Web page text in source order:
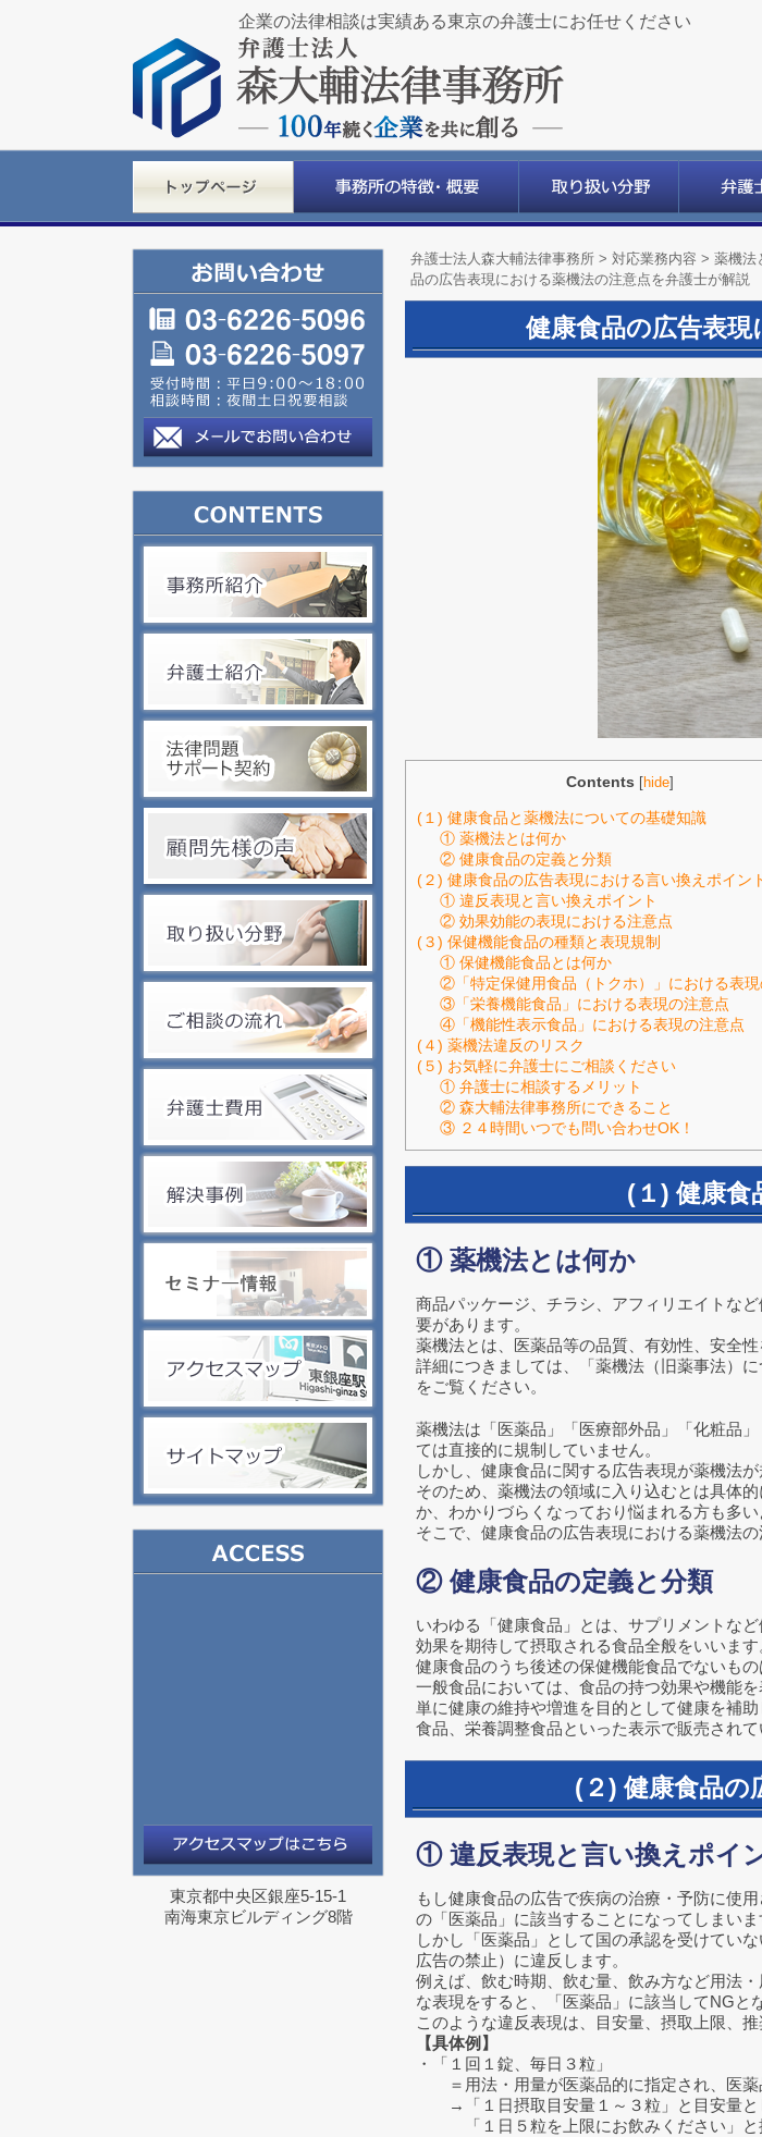
企業の法律相談は実績ある東京の弁護士にお任せください
東京都中央区銀座5-15-1
南海東京ビルディング8階
弁護士法人森大輔法律事務所 > 対応業務内容 > 薬機法
品の広告表現における薬機法の注意点を弁護士が解説
健康食品の広告表
Contents [hide]
(１) 健康食品と薬機法についての基礎知識
① 薬機法とは何か
② 健康食品の定義と分類
(２) 健康食品の広告表現における言い換えポイン
① 違反表現と言い換えポイント
② 効果効能の表現における注意点
(３) 保健機能食品の種類と表現規制
① 保健機能食品とは何か
②「特定保健用食品（トクホ）」における表現
③「栄養機能食品」における表現の注意点
④「機能性表示食品」における表現の注意点
(４) 薬機法違反のリスク
(５) お気軽に弁護士にご相談ください
① 弁護士に相談するメリット
② 森大輔法律事務所にできること
③ ２４時間いつでも問い合わせOK！
(１) 健康食
① 薬機法とは何か
商品パッケージ、チラシ、アフィリエイトな
要があります。
薬機法とは、医薬品等の品質、有効性、安全
詳細につきましては、「薬機法（旧薬事法）
をご覧ください。
薬機法は「医薬品」「医療部外品」「化粧品
ては直接的に規制していません。
しかし、健康食品に関する広告表現が薬機法
そのため、薬機法の領域に入り込むとは具体
か、わかりづらくなっており悩まれる方も多い
そこで、健康食品の広告表現における薬機法
② 健康食品の定義と分類
いわゆる「健康食品」とは、サプリメントな
効果を期待して摂取される食品全般をいいます
健康食品のうち後述の保健機能食品でないも
一般食品においては、食品の持つ効果や機能を
単に健康の維持や増進を目的として健康を補
食品、栄養調整食品といった表示で販売されて
(２) 健康食品の
① 違反表現と言い換えポイ
もし健康食品の広告で疾病の治療・予防に使
の「医薬品」に該当することになってしまいま
しかし「医薬品」として国の承認を受けてい
広告の禁止）に違反します。
例えば、飲む時期、飲む量、飲み方など用法
な表現をすると、「医薬品」に該当してNGと
このような違反表現は、目安量、摂取上限、
【具体例】
・「１回１錠、毎日３粒」
＝用法・用量が医薬品的に指定され、医薬
→「１日摂取目安量１～３粒」と目安量と
「１日５粒を上限にお飲みください」と